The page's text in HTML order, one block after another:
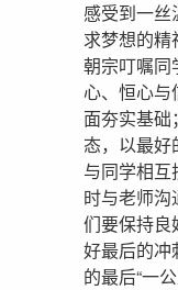
感受到一丝
求梦想的
朝宗叮嘱同
心、恒心
面夯实基
态，以最
与同学相
时与老师
们要保持良
好最后的冲
的最后“一公